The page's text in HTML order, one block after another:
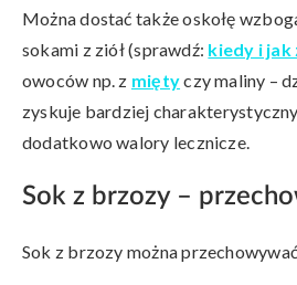
Można dostać także oskołę
sokami z ziół (sprawdź: kiedy i jak
owoców np. z miętyczy maliny –
zyskuje bardziej
dodatkowo walory lecznicze.
Sok z brzozy –
Sok z brzozy można